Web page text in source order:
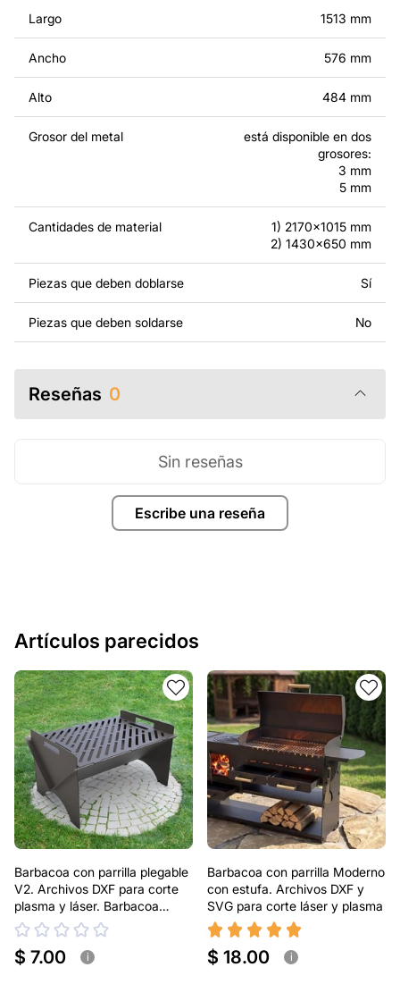
modificados.
Por un precio adicional, podemos personalizar el diseño
haciendo otros cambios para que se adapte a tus
un producto de metal, ponte en contacto con nosotros.
Si tienes alguna pregunta o necesitas ayuda, ponte en
contacto con nosotros en cualquier momento: estamos
siempre listos para ayudarte.
Largo 1513 mm
Ancho 576 mm
Alto 484 mm
Grosor del metal
está disponible en dos
grosores:
3 mm
5 mm
Cantidades de material
1) 2170x1015 mm
2) 1430x650 mm
Piezas que deben doblarse Sí
Piezas que deben soldarse No
Reseñas 0
Escribe una reseña
Sin reseñas
Artículos parecidos
Barbacoa con parrilla plegable
V2. Archivos DXF para corte
plasma y láser. Barbacoa
portátil
$ 7.00 i
Barbacoa con parrilla Moderno
con estufa. Archivos DXF y
SVG para corte láser y plasma
$ 18.00 i